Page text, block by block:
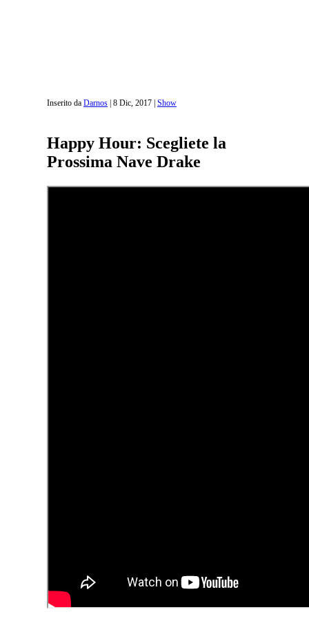
Inserito da Darnos 8 Dic, 2017 Show
Happy Hour: Scegliete la
Prossima Nave Drake